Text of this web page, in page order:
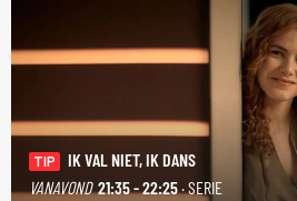
TIP
IK VAL NIET, IK DANS
VANAVOND 21:35 - 22:25· SERIE